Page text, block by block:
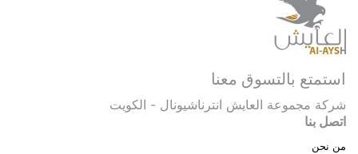
استمتع بالتسوق معنا
شركة مجموعة العايش انترناشيونال - الكويت
اتصل بنا
من نحن